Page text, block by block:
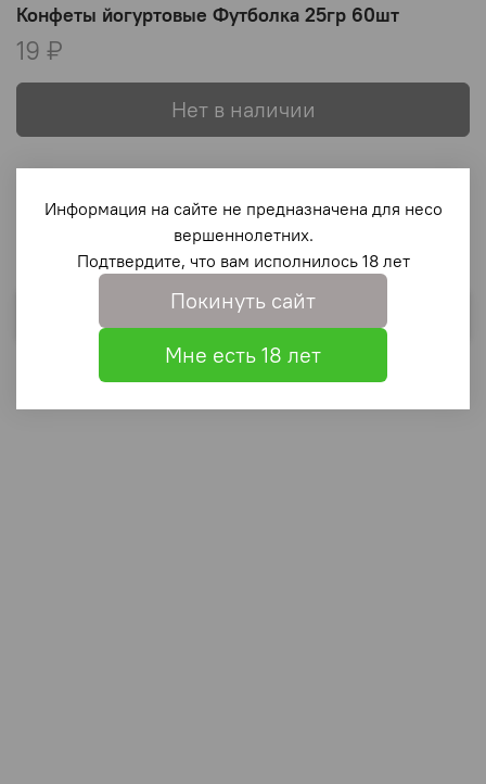
Конфеты йогуртовые Футболка 25гр 60шт
19 ₽
Нет в наличии
В избранное
Информация на сайте не предназначена для несо
вершеннолетних.
Подтвердите, что вам исполнилось 18 лет
Покинуть сайт
Мне есть 18 лет